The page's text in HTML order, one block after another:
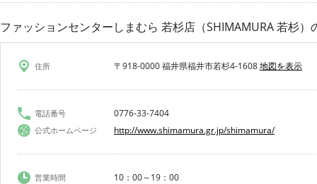
ファッションセンターしまむら 若杉店（SHIMAMURA 若杉）
住所 〒918-0000 福井県福井市若杉4-1608地図を表示
電話番号 0776-33-7404
公式ホームページ http://www.shimamura.gr.jp/shimamura/
営業時間 10：00～19：00